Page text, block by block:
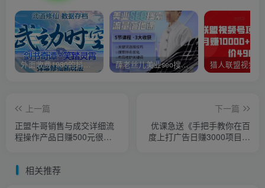
外面收费1980的抖音武动时空直播项目，无需真人出镜，实时互动直播【软件+详细教程】 薛老丝儿美业seo搜索流量落地课，一周暴涨20w粉丝，全干货讲解
上一篇
正盟牛哥销售与成交详细流
程操作产品日赚500元很轻
下一篇
优课急送《手把手教你在百
度上打广告日赚3000项目》
相关推荐